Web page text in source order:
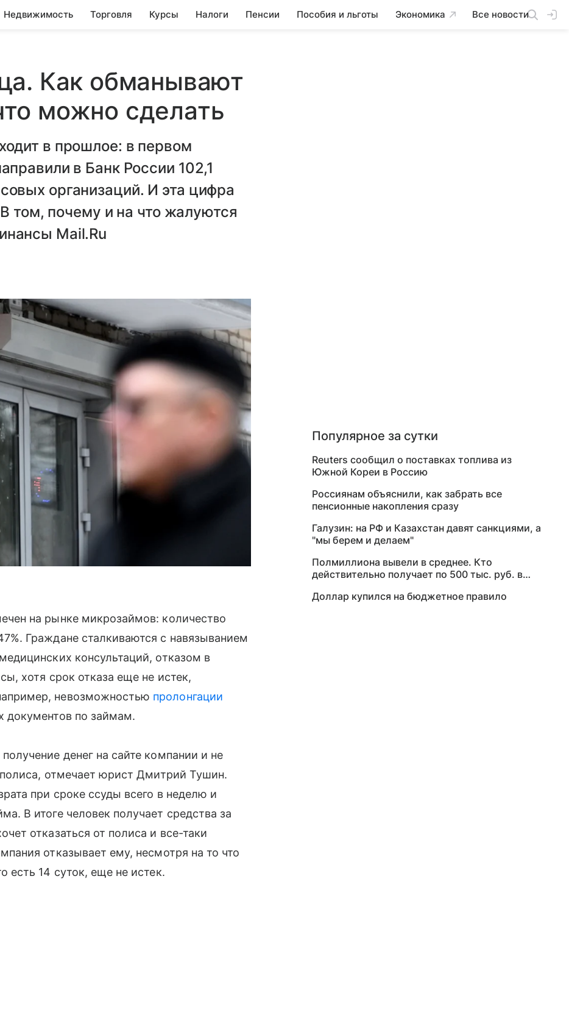
Недвижимость Торговля Курсы Налоги Пенсии Пособия и льготы Экономика Все новости
Как обманывают
можно сделать
в прошлое: в первом
в Банк России 102,1
организаций. И эта цифра
том, почему и на что жалуются
Mail.Ru
на рынке микрозаймов: количество
Граждане сталкиваются с навязыванием
консультаций, отказом в
хотя срок отказа еще не истек,
невозможностью пролонгации
документов по займам.
денег на сайте компании и не
полиса, отмечает юрист Дмитрий Тушин.
при сроке ссуды всего в неделю и
В итоге человек получает средства за
отказаться от полиса и все-таки
отказывает ему, несмотря на то что
есть 14 суток, еще не истек.
Популярное за сутки
Reuters сообщил о поставках топлива из
Южной Кореи в Россию
Россиянам объяснили, как забрать все
пенсионные накопления сразу
Галузин: на РФ и Казахстан давят санкциями, а
"мы берем и делаем"
Полмиллиона вывели в среднее. Кто
действительно получает по 500 тыс. руб. в
Доллар купился на бюджетное правило